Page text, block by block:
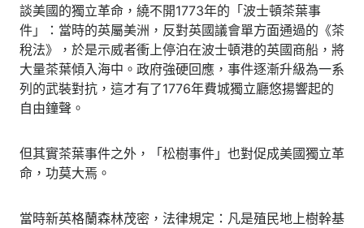
談美國的獨立革命，繞不開1773年的「波士頓茶葉事
件」：當時的英屬美洲，反對英國議會單方面通過的《茶
稅法》，於是示威者衝上停泊在波士頓港的英國商船，將
大量茶葉傾入海中。政府強硬回應，事件逐漸升級為一系
列的武裝對抗，這才有了1776年費城獨立廳悠揚響起的
自由鐘聲。
但其實茶葉事件之外，「松樹事件」也對促成美國獨立革
命，功莫大焉。
當時新英格蘭森林茂密，法律規定：凡是殖民地上樹幹基